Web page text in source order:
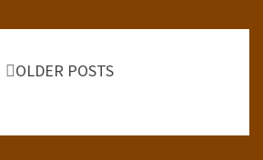
OLDER POSTS